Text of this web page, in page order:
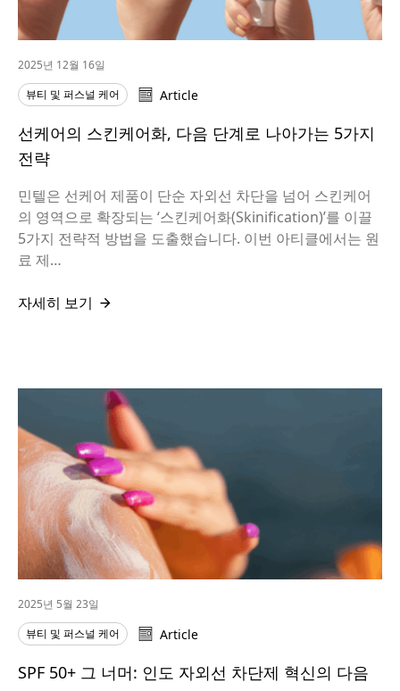
2025년 12월 16일
뷰티 및 퍼스널 케어
Article
선케어의 스킨케어화, 다음 단계로 나아가는 5가지
전략
민텔은 선케어 제품이 단순 자외선 차단을 넘어 스킨케어
의 영역으로 확장되는 ‘스킨케어화(Skinification)’를 이끌
5가지 전략적 방법을 도출했습니다. 이번 아티클에서는 원
료 제…
자세히 보기
2025년 5월 23일
뷰티 및 퍼스널 케어
Article
SPF 50+ 그 너머: 인도 자외선 차단제 혁신의 다음